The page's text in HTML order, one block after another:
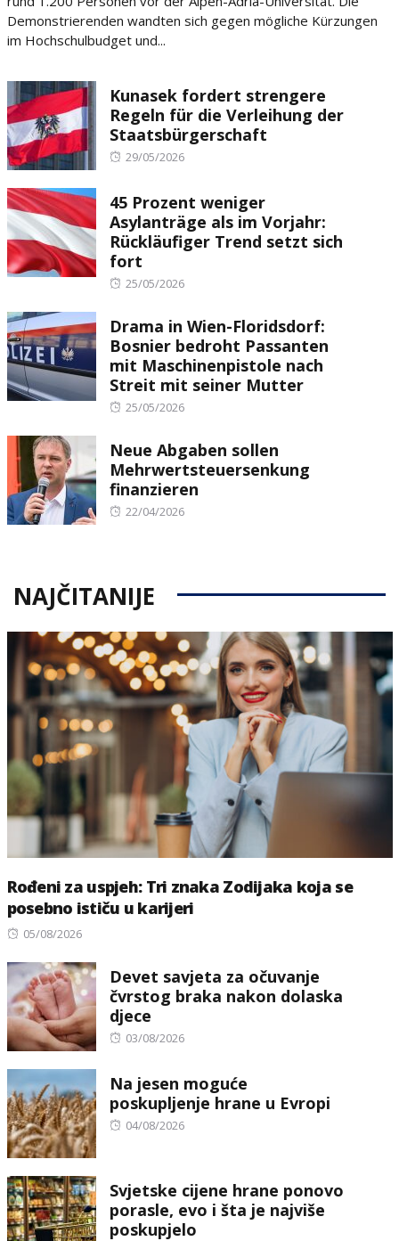
Demonstrierenden wandten sich gegen mögliche Kürzungen
im Hochschulbudget und...
Kunasek fordert strengere
Regeln für die Verleihung der
Staatsbürgerschaft
Posted
29/05/2026
45 Prozent weniger
Asylanträge als im Vorjahr:
Rückläufiger Trend setzt sich
fort
Posted
25/05/2026
Drama in Wien-Floridsdorf:
Bosnier bedroht Passanten
mit Maschinenpistole nach
Streit mit seiner Mutter
Posted
25/05/2026
Neue Abgaben sollen
Mehrwertsteuersenkung
finanzieren
Posted
22/04/2026
NAJČITANIJE
Rođeni za uspjeh: Tri znaka Zodijaka koja se
posebno ističu u karijeri
Posted
05/08/2026
Devet savjeta za očuvanje
čvrstog braka nakon dolaska
djece
Posted
03/08/2026
Na jesen moguće
poskupljenje hrane u Evropi
Posted
04/08/2026
Svjetske cijene hrane ponovo
porasle, evo i šta je najviše
poskupjelo